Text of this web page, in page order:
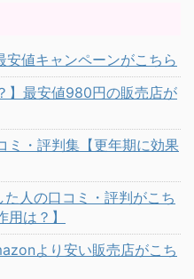
安値キャンペーンがこちら
】最安値980円の販売店が
ミ・評判集【更年期に効果
た人の口コミ・評判がこち
は？】
より安い販売店がこち